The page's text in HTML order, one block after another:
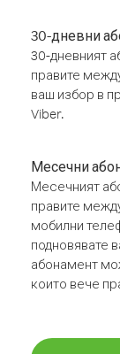
30-дневни
30-дневният
правите
ваш избор в
Viber.
Месечни
Месечният
правите
мобилни
подновявате
абонамент
които вече